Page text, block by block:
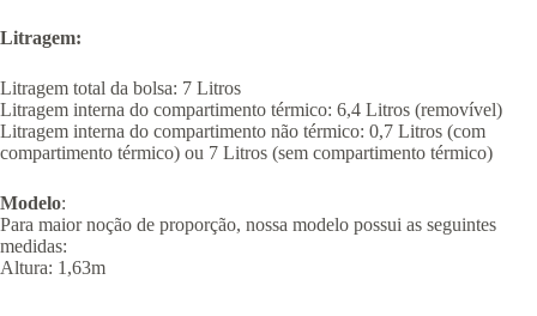
Litragem:
Litragem total da bolsa: 7 Litros
Litragem interna do compartimento térmico: 6,4 Litros (removível)
Litragem interna do compartimento não térmico: 0,7 Litros (com
compartimento térmico) ou 7 Litros (sem compartimento térmico)
Modelo:
Para maior noção de proporção, nossa modelo possui as seguintes
medidas:
Altura: 1,63m